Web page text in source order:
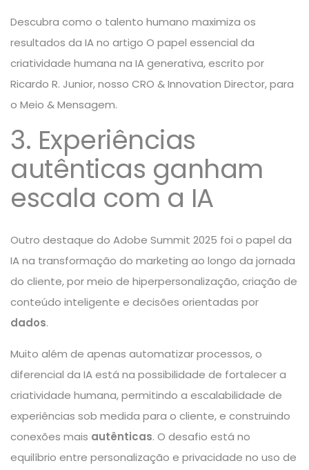
Descubra como o talento humano maximiza os
resultados da IA no artigo O papel essencial da
criatividade humana na IA generativa, escrito por
Ricardo R. Junior, nosso CRO & Innovation Director, para
o Meio & Mensagem.
3. Experiências
autênticas ganham
escala com a IA
Outro destaque do Adobe Summit 2025 foi o papel da
IA na transformação do marketing ao longo da jornada
do cliente, por meio de hiperpersonalização, criação de
conteúdo inteligente e decisões orientadas por
dados.
Muito além de apenas automatizar processos, o
diferencial da IA está na possibilidade de fortalecera
criatividade humana, permitindo a escalabilidade de
experiências sob medida para o cliente, e construindo
conexões mais autênticas. O desafio está no
equilíbrio entre personalização e privacidade no uso de